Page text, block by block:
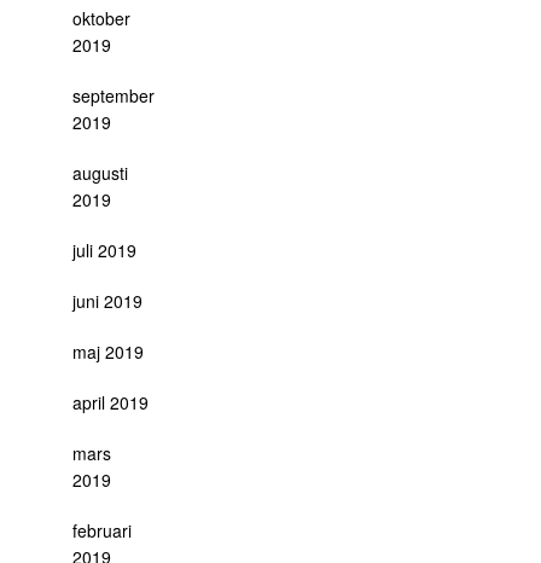
oktober
2019
september
2019
augusti
2019
juli 2019
juni 2019
maj 2019
april 2019
mars
2019
februari
2019